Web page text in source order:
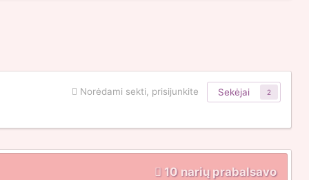
Norėdami sekti, prisijunkite Sekėjai 2
10 narių prabalsavo